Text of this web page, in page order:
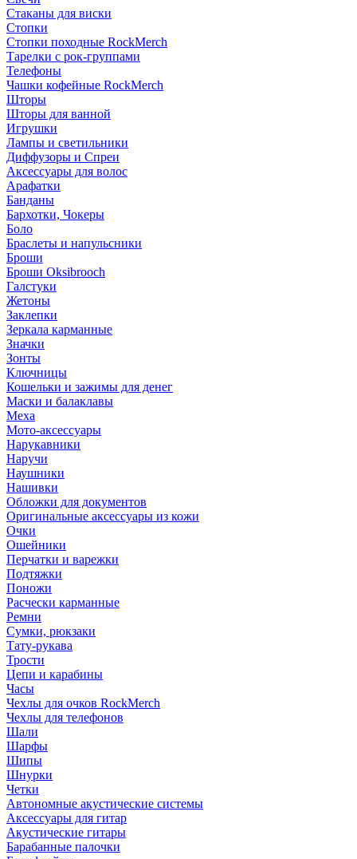
Стаканы для виски
Стопки
Стопки походные RockMerch
Тарелки с рок-группами
Телефоны
Чашки кофейные RockMerch
Шторы
Шторы для ванной
Игрушки
Лампы и светильники
Диффузоры и Спреи
Аксессуары для волос
Арафатки
Банданы
Бархотки, Чокеры
Боло
Браслеты и напульсники
Броши
Броши Oksibrooch
Галстуки
Жетоны
Заклепки
Зеркала карманные
Значки
Зонты
Ключницы
Кошельки и зажимы для денег
Маски и балаклавы
Меха
Мото-аксессуары
Нарукавники
Наручи
Наушники
Нашивки
Обложки для документов
Оригинальные аксессуары из кожи
Очки
Ошейники
Перчатки и варежки
Подтяжки
Поножи
Расчески карманные
Ремни
Сумки, рюкзаки
Тату-рукава
Трости
Цепи и карабины
Часы
Чехлы для очков RockMerch
Чехлы для телефонов
Шали
Шарфы
Шипы
Шнурки
Четки
Автономные акустические системы
Аксессуары для гитар
Акустические гитары
Барабанные палочки